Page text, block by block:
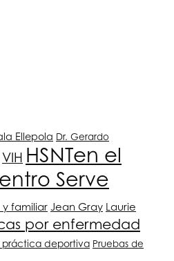
Ellepola Dr. Gerardo
VIH HSNTen el
Serve
y familiar Jean Gray Laurie
por enfermedad
práctica deportiva Pruebas de